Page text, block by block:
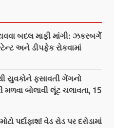
બદલ માફી માંગી: ઝકરબર્ગે
અને ડીપફેક રોકવામાં
યુવકોને ફસાવતી ગેંગનો
મળવા બોલાવી લૂંટ ચલાવતા, 15
પર્દાફાશ! વેડ રોડ પર દરોડામાં